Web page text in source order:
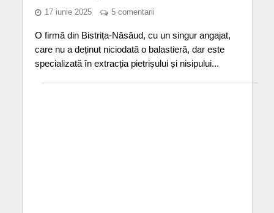
17 iunie 2025 5 comentarii
O firmă din Bistrița-Năsăud, cu un singur angajat,
care nu a deținut niciodată o balastieră, dar este
specializată în extracția pietrișului și nisipului...